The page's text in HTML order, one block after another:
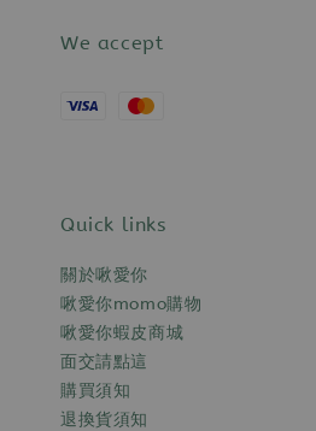
We accept
Quick links
關於啾愛你
啾愛你momo購物
啾愛你蝦皮商城
面交請點這
購買須知
退換貨須知